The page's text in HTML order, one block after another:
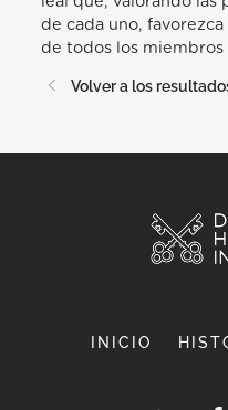
de cada uno,
de todos los
Volver a los
INICIO